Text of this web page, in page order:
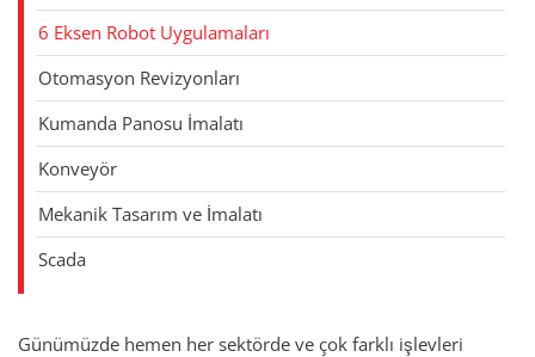
6 Eksen Robot Uygulamaları
Otomasyon Revizyonları
Kumanda Panosu İmalatı
Konveyör
Mekanik Tasarım ve İmalatı
Scada
Günümüzde hemen her sektörde ve çok farklı işlevleri